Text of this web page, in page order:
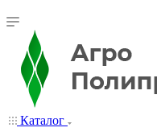
Каталог